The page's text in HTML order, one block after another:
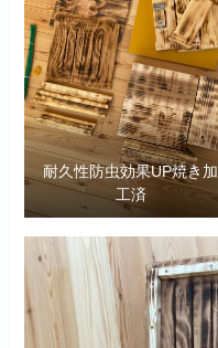
耐久性防虫効果UP焼き加
工済